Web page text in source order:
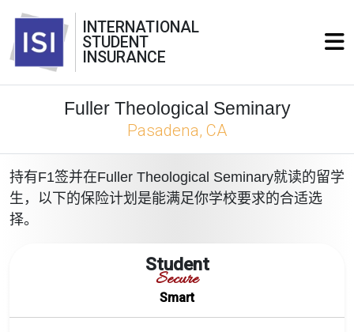
INTERNATIONAL
STUDENT
INSURANCE
Fuller Theological Seminary
Pasadena, CA
持有F1签并在Fuller Theological Seminary就读的留学
生，以下的保险计划是能满足你学校要求的合适选
择。
Student
Secure
Smart